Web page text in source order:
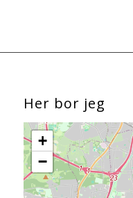
Her bor jeg
+
−